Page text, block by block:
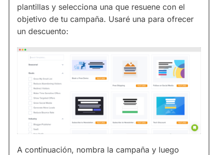
plantillas y selecciona una que resuene con el
objetivo de tu campaña. Usaré una para ofrecer
un descuento:
A continuación, nombra la campaña y luego